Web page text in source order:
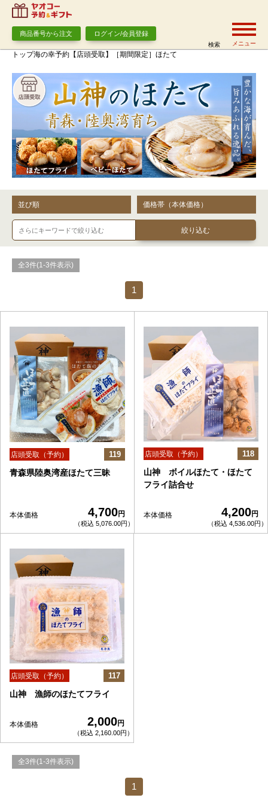
商品番号から注文 ログイン/会員登録
検索 メニュー
トップ海の幸予約【店頭受取】 ［期間限定］ほたて
並び順 価格帯（本体価格）
全3件(1-3件表示)
1
店頭受取（予約） 119
青森県陸奥湾産ほたて三昧
本体価格 4,700円
（税込 5,076.00円）
店頭受取（予約） 118
山神 ボイルほたて・ほたて
フライ詰合せ
本体価格 4,200円
（税込 4,536.00円）
店頭受取（予約） 117
山神 漁師のほたてフライ
本体価格 2,000円
（税込 2,160.00円）
全3件(1-3件表示)
1